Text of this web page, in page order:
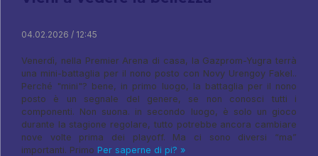
04.02.2026 / 12:45
Venerdì, nella Premier Arena di casa, la Gazprom-Yugra terrà
una mini-battaglia per il nono posto con Novy Urengoy Fakel..
Perché "mini"? bene, in primo luogo, la battaglia per il nono
posto è un segnale del genere, se non conosci tutti i
componenti. Non suona. in secondo luogo, è solo un gioco
durante la stagione regolare, tutto potrebbe ancora cambiare
nove volte prima dei playoff. Ma ci sono diversi “ma”
importanti. Primo Per saperne di pi? »